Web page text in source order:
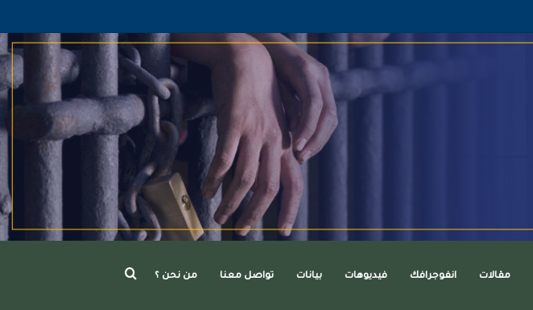
مقالات انفوجرافك فيديوهات بيانات تواصل معنا من نحن ؟